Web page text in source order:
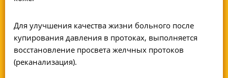
Для улучшения качества жизни больного после
купирования давления в протоках, выполняется
восстановление просвета желчных протоков
(реканализация).